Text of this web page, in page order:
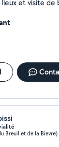
et visite de
Breuil et de la Bievre)